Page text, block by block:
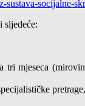
sustava-socijalne-
sljedeće:
mjeseca